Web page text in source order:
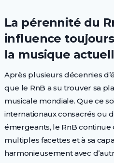
La pérennité du
influence
la musique
Après plusieurs décennies
que le RnB a su trouver sa
musicale mondiale. Que ce
internationaux consacrés ou
émergeants, le RnB continue
multiples facettes et à sa
harmonieusement avec